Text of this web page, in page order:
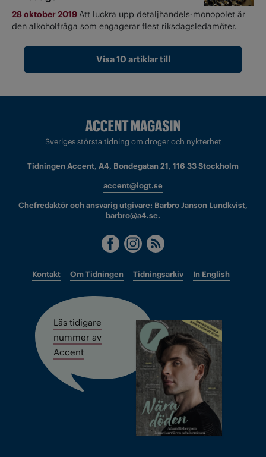
28 oktober 2019Att luckra upp detaljhandels-monopolet är
den alkoholfråga som engagerar flest riksdagsledamöter.
Visa 10 artiklar till
Sveriges största tidning om droger och nykterhet
Tidningen Accent, A4, Bondegatan 21, 116 33 Stockholm
accent@iogt.se
Chefredaktör och ansvarig utgivare: Barbro Janson Lundkvist,
barbro@a4.se.
Kontakt Om Tidningen Tidningsarkiv In English
Läs tidigare
nummer av
Accent